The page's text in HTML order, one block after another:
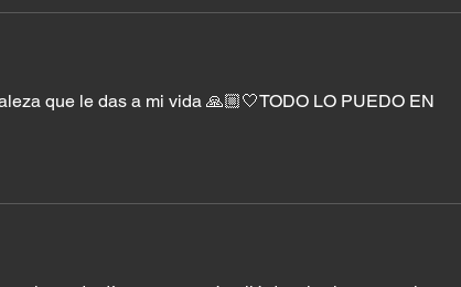
que le das a mi vida 🙏🏼🤍TODO LO PUEDO EN